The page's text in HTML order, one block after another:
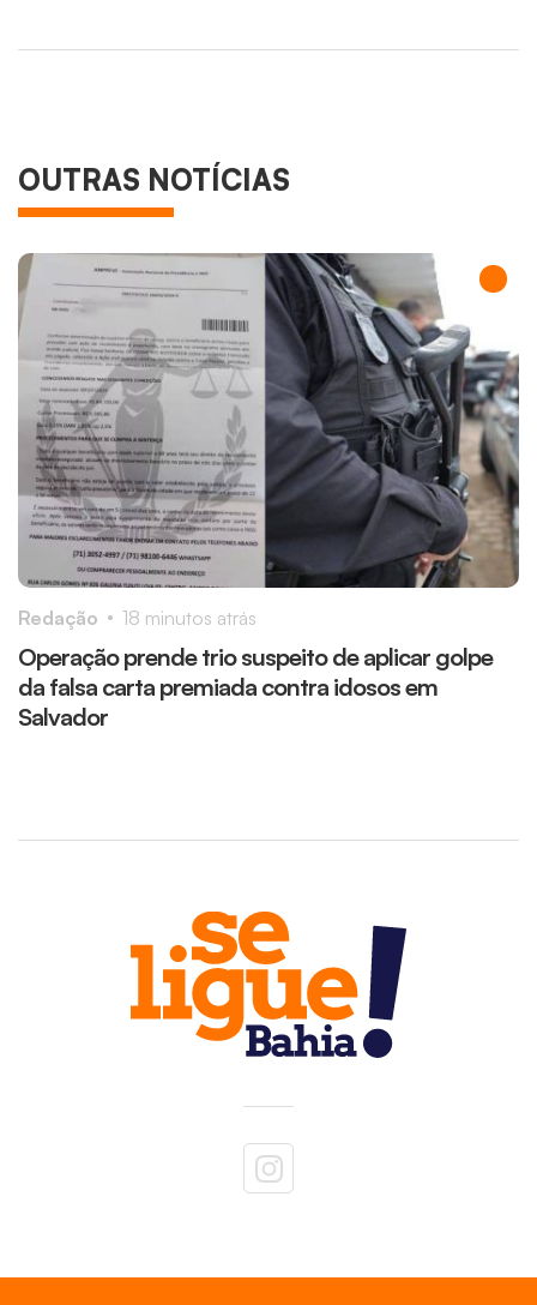
OUTRAS NOTÍCIAS
Operação prende trio suspeito de aplicar golpe
da falsa carta premiada contra idosos em
Salvador
Redação 18 minutos atrás